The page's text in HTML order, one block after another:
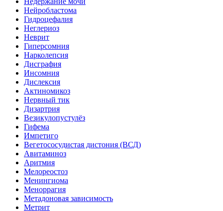
Нейробластома
Гидроцефалия
Неглериоз
Неврит
Гиперсомния
Нарколепсия
Дисграфия
Инсомния
Дислексия
Актиномикоз
Нервный тик
Дизартрия
Везикулопустулёз
Гифема
Импетиго
Вегетососудистая дистония (ВСД)
Авитаминоз
Аритмия
Мелореостоз
Менингиома
Меноррагия
Метадоновая зависимость
Метрит